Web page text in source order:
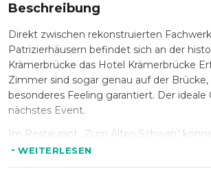
Beschreibung
Direkt zwischen rekonstruierten
Patrizierhäusern befindet sich an der
Krämerbrücke das Hotel Krämerbrücke
Zimmer sind sogar genau auf der Brücke,
besonderes Feeling garantiert. Der ideale
nächstes Event.
Im Restaurant „Zum Alten Schwan“
und internationale Spezialitäten genießen,
begleitet mit passenden Weinen.
WEITERLESEN